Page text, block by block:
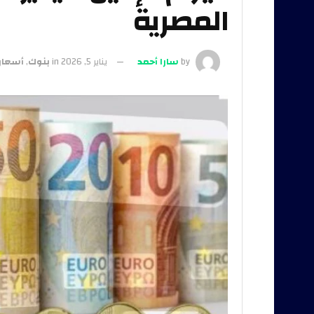
المصرية
byسارا أحمد يناير 5, 2026 inبنوك,